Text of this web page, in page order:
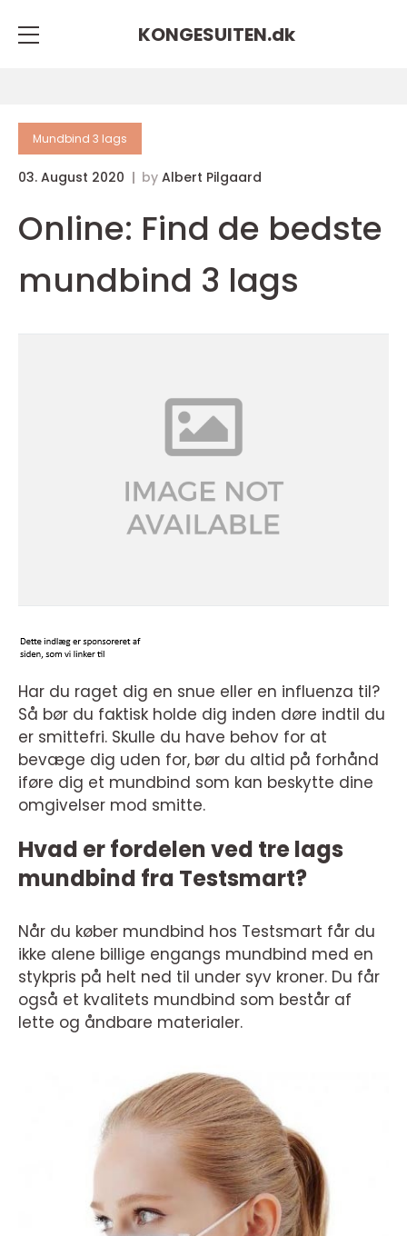
KONGESUITEN.dk
Mundbind 3 lags
03. August 2020 by Albert Pilgaard
Online: Find de bedste
mundbind 3 lags
Har du raget dig en snue eller en influenza til?
Så bør du faktisk holde dig inden døre indtil du
er smittefri. Skulle du have behov for at
bevæge dig uden for, bør du altid på forhånd
iføre dig et mundbind som kan beskytte dine
omgivelser mod smitte.
Hvad er fordelen ved tre lags
mundbind fra Testsmart?
Når du køber mundbind hos Testsmart får du
ikke alene billige engangs mundbind med en
stykpris på helt ned til under syv kroner. Du får
også et kvalitets mundbind som består af
lette og åndbare materialer.